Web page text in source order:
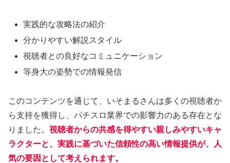
実践的な攻略法の紹介
分かりやすい解説スタイル
視聴者との良好なコミュニケーション
等身大の姿勢での情報発信
このコンテンツを通じて、いそまるさんは多くの視聴者か
ら支持を獲得し、パチスロ業界での影響力のある存在とな
りました。 視聴者からの共感を得やすい親しみやすいキャ
ラクターと、実践に基づいた信頼性の高い情報提供が、人
気の要因として考えられます。